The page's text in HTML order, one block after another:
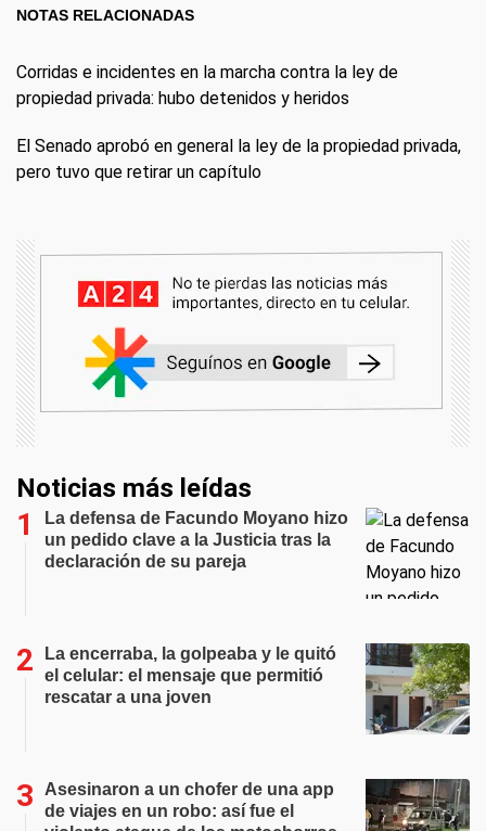
NOTAS RELACIONADAS
Corridas e incidentes en la marcha contra la ley de
propiedad privada: hubo detenidos y heridos
El Senado aprobó en general la ley de la propiedad privada,
pero tuvo que retirar un capítulo
Noticias más leídas
La defensa de Facundo Moyano hizo
un pedido clave a la Justicia tras la
declaración de su pareja
La encerraba, la golpeaba y le quitó
el celular: el mensaje que permitió
rescatar a una joven
Asesinaron a un chofer de una app
de viajes en un robo: así fue el